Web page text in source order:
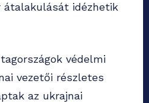
átalakulását idézhetik
védelmi
vezetői részletes
az ukrajnai